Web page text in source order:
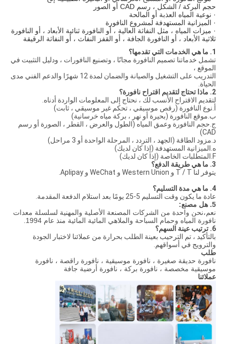
حجم البركة / الشكل ، رسم CAD أو الصور
· نوعية المياه العذبة أو المالحة
· الميزانية المستهدفة لمشروع النافورة
· ميزات المياه ، مثل النفاثة العالية ، أو النافورة ثنائية الأبعاد ، أو النافورة
ثلاثية الأبعاد ، أو النافورة الجافة ، أو القفز النفاث ، أو النفاثة الرقيقة
1. ما هي الخدمات التي تقدمها؟
تشمل خدماتنا تصميم النافورة مجانًا ، وتصنيع النافورات ، ودليل التثبيت في
الموقع ،
التدريب على التشغيل والصيانة والضمان لمدة 12 شهرًا والدعم الفني مدى
الحياة.
2. ماذا تحتاج لتقديم اقتراح نافورة؟
لتقديم الاقتراح الأنسب لك ، نحتاج إلى المعلومات الواردة أدناه.
أ.نوع النافورة (رقص موسيقي ، تحكم غير موسيقي ، ثابت)
ب.موقع النافورة (بحيرة أو نهر ، بركة مياه خرسانية)
ج.حجم النافورة وعمق المياه (الطول والعرض ، القطر ، الصورة أو رسم
CAD)
د.مزود الطاقة (الجهد ، التردد ، المرحلة الواحدة أو 3 مراحل)
ه.الميزانية المستهدفة (إذا كان لديك)
F.المتطلبات الخاصة (إذا كان لديك)
3. ما هي طريقة الدفع؟
يتوفر لنا T / T و Western Union و WeChat و Aplipay.
4. ما هي مدة التسليم؟
عادة ما يكون وقت التسليم 5-25 يومًا بعد استلام الدفعة المقدمة.
5. هل مصنع:
نعم،نحن واحدة من الشركات المصنعة الأصلية والمهنية لسلسلة معدات
نافورة المياه وحمام السباحة والملاهي المائية المائية منذ عام 1994.
6. ترتيب عينة السهم؟
بالتأكيد ، تم الترحيب بعينة الطلب بحرارة من عملائنا لاختبار الجودة
والترويج في أسواقهم.
طلب
نافورة حديقة صغيرة ، نافورة موسيقية ، نافورة راقصة ، نافورة
موسيقية مخصصة ، نافورة بركة ، نافورة أرضية جافة
عملائنا